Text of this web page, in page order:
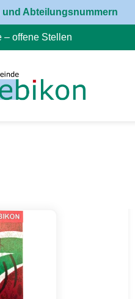
Abteilungsnummern
– offene Stellen